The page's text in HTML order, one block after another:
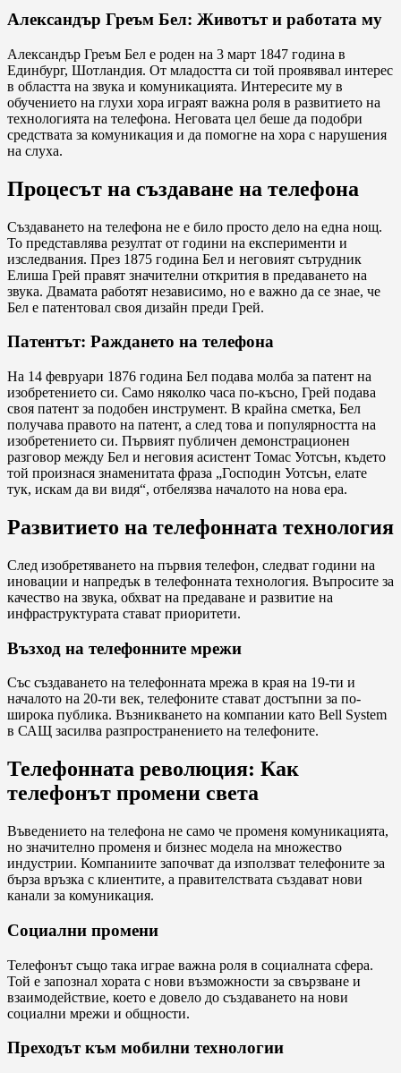
Александър Греъм Бел: Животът и работата му
Александър Греъм Бел е роден на 3 март 1847 година в
Единбург, Шотландия. От младостта си той проявявал интерес
в областта на звука и комуникацията. Интересите му в
обучението на глухи хора играят важна роля в развитието на
технологията на телефона. Неговата цел беше да подобри
средствата за комуникация и да помогне на хора с нарушения
на слуха.
Процесът на създаване на телефона
Създаването на телефона не е било просто дело на една нощ.
То представлява резултат от години на експерименти и
изследвания. През 1875 година Бел и неговият сътрудник
Елиша Грей правят значителни открития в предаването на
звука. Двамата работят независимо, но е важно да се знае, че
Бел е патентовал своя дизайн преди Грей.
Патентът: Раждането на телефона
На 14 февруари 1876 година Бел подава молба за патент на
изобретението си. Само няколко часа по-късно, Грей подава
своя патент за подобен инструмент. В крайна сметка, Бел
получава правото на патент, а след това и популярността на
изобретението си. Първият публичен демонстрационен
разговор между Бел и неговия асистент Томас Уотсън, където
той произнася знаменитата фраза „Господин Уотсън, елате
тук, искам да ви видя“, отбелязва началото на нова ера.
Развитието на телефонната технология
След изобретяването на първия телефон, следват години на
иновации и напредък в телефонната технология. Въпросите за
качество на звука, обхват на предаване и развитие на
инфраструктурата стават приоритети.
Възход на телефонните мрежи
Със създаването на телефонната мрежа в края на 19-ти и
началото на 20-ти век, телефоните стават достъпни за по-
широка публика. Възникването на компании като Bell System
в САЩ засилва разпространението на телефоните.
Телефонната революция: Как
телефонът промени света
Въведението на телефона не само че променя комуникацията,
но значително променя и бизнес модела на множество
индустрии. Компаниите започват да използват телефоните за
бърза връзка с клиентите, а правителствата създават нови
канали за комуникация.
Социални промени
Телефонът също така играе важна роля в социалната сфера.
Той е запознал хората с нови възможности за свързване и
взаимодействие, което е довело до създаването на нови
социални мрежи и общности.
Преходът към мобилни технологии